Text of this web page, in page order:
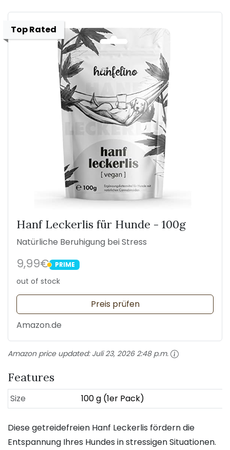
Top Rated
Hanf Leckerlis für Hunde - 100g
Natürliche Beruhigung bei Stress
9,99€ PRIME
PRIME
out of stock
Preis prüfen
Amazon.de
Amazon price updated: Juli 23, 2026 2:48 p.m.
Features
Size 100 g (1er Pack)
Diese getreidefreien Hanf Leckerlis fördern die
Entspannung Ihres Hundes in stressigen Situationen.